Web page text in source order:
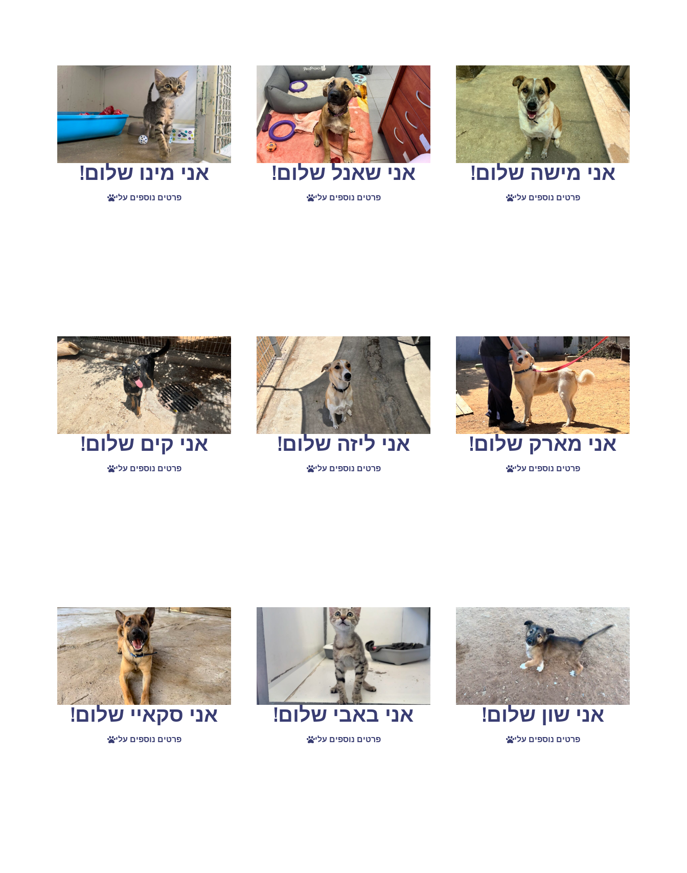
אני מישה שלום!
פרטים נוספים עלי
אני שאנל שלום!
פרטים נוספים עלי
אני מינו שלום!
פרטים נוספים עלי
אני מארק שלום!
פרטים נוספים עלי
אני ליזה שלום!
פרטים נוספים עלי
אני קים שלום!
פרטים נוספים עלי
אני שון שלום!
פרטים נוספים עלי
אני באבי שלום!
פרטים נוספים עלי
אני סקאיי שלום!
פרטים נוספים עלי